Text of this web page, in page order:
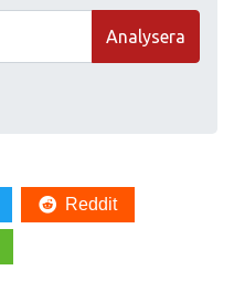
Analysera
Reddit